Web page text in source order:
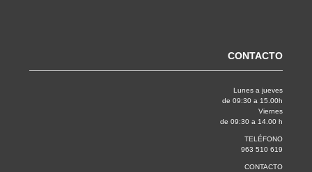
CONTACTO
Lunes a jueves
de 09:30 a 15.00h
Viernes
de 09:30 a 14.00 h
TELÉFONO
963 510 619
CONTACTO